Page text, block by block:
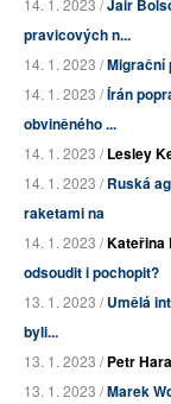
14. 1. 2023 /Jair
pravicových n...
14. 1. 2023 /Migrační
14. 1. 2023 /Írán
obviněného ...
14. 1. 2023 /Lesley
14. 1. 2023 /Ruská
raketami na
14. 1. 2023 /Kateřina
odsoudit i pochopit?
13. 1. 2023 /Umělá
byli...
13. 1. 2023 /Petr
13. 1. 2023 /Marek